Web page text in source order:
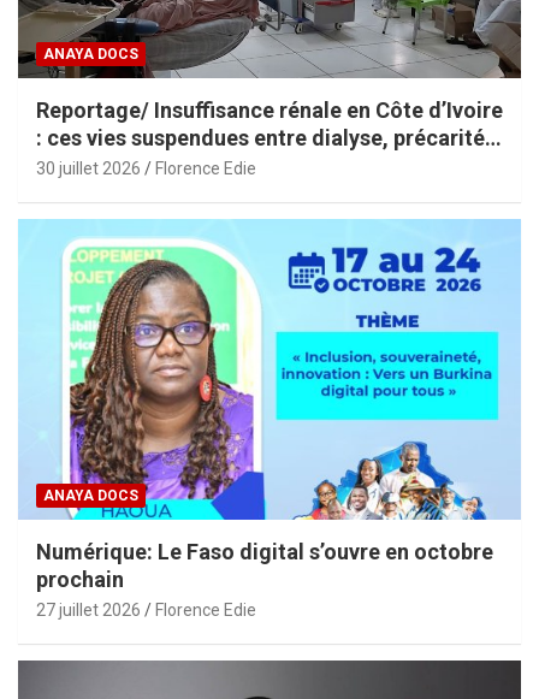
ANAYA DOCS
Reportage/ Insuffisance rénale en Côte d’Ivoire
: ces vies suspendues entre dialyse, précarité
et espoir
30 juillet 2026 Florence Edie
ANAYA DOCS
Numérique: Le Faso digital s’ouvre en octobre
prochain
27 juillet 2026 Florence Edie